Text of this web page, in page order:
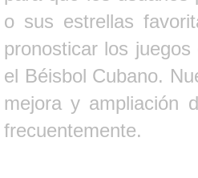
o sus estrellas
pronosticar los
el Béisbol Cubano.
mejora y ampliación
frecuentemente.